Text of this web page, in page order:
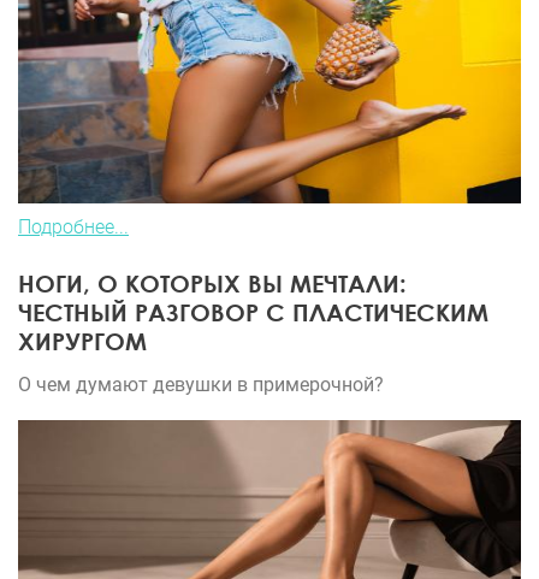
Подробнее...
НОГИ, О КОТОРЫХ ВЫ МЕЧТАЛИ:
ЧЕСТНЫЙ РАЗГОВОР С ПЛАСТИЧЕСКИМ
ХИРУРГОМ
О чем думают девушки в примерочной?